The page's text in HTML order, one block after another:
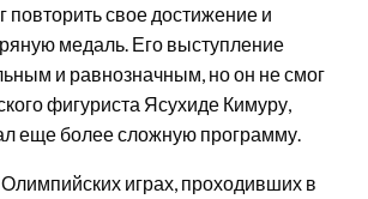
свое достижение и
медаль. Его выступление
и равнозначным, но он не смог
фигуриста Ясухиде Кимуру,
еще более сложную программу.
играх, проходивших в